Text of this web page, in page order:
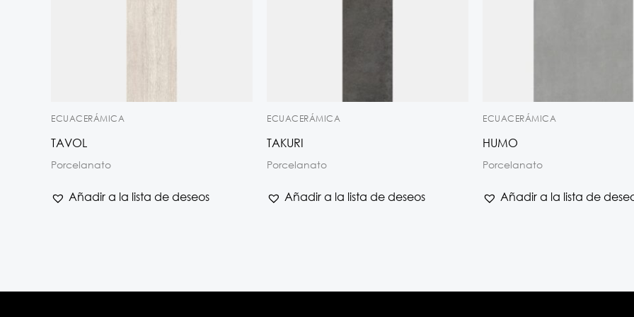
ECUACERÁMICA
TAVOL
Porcelanato
Añadir a la lista de deseos
ECUACERÁMICA
TAKURI
Porcelanato
Añadir a la lista de deseos
ECUACERÁMICA
HUMO
Porcelanato
Añadir a la lista de